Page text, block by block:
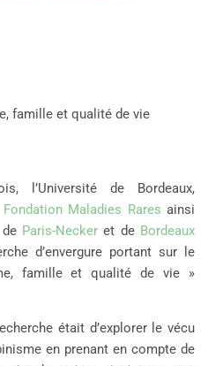
l’Université de Bordeaux,
Maladies Rares ainsi
Paris-Neckeret de Bordeaux
d’envergure portant sur le
famille et qualité de vie »
était d’explorer le vécu
en prenant en compte de